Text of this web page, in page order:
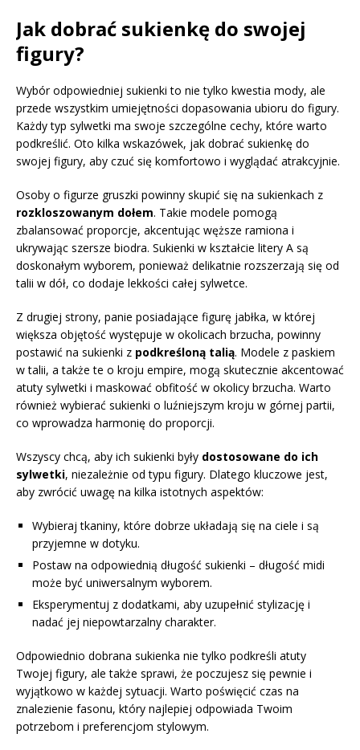
Jak dobrać sukienkę do swojej
figury?
Wybór odpowiedniej sukienki to nie tylko kwestia mody, ale
przede wszystkim umiejętności dopasowania ubioru do figury.
Każdy typ sylwetki ma swoje szczególne cechy, które warto
podkreślić. Oto kilka wskazówek, jak dobrać sukienkę do
swojej figury, aby czuć się komfortowo i wyglądać atrakcyjnie.
Osoby o figurze gruszki powinny skupić się na sukienkach z
rozkloszowanym dołem. Takie modele pomogą
zbalansować proporcje, akcentując węższe ramiona i
ukrywając szersze biodra. Sukienki w kształcie litery A są
doskonałym wyborem, ponieważ delikatnie rozszerzają się od
talii w dół, co dodaje lekkości całej sylwetce.
Z drugiej strony, panie posiadające figurę jabłka, w której
większa objętość występuje w okolicach brzucha, powinny
postawić na sukienki z podkreśloną talią. Modele z paskiem
w talii, a także te o kroju empire, mogą skutecznie akcentować
atuty sylwetki i maskować obfitość w okolicy brzucha. Warto
również wybierać sukienki o luźniejszym kroju w górnej partii,
co wprowadza harmonię do proporcji.
Wszyscy chcą, aby ich sukienki były dostosowane do ich
sylwetki, niezależnie od typu figury. Dlatego kluczowe jest,
aby zwrócić uwagę na kilka istotnych aspektów:
Wybieraj tkaniny, które dobrze układają się na ciele i są
przyjemne w dotyku.
Postaw na odpowiednią długość sukienki – długość midi
może być uniwersalnym wyborem.
Eksperymentuj z dodatkami, aby uzupełnić stylizację i
nadać jej niepowtarzalny charakter.
Odpowiednio dobrana sukienka nie tylko podkreśli atuty
Twojej figury, ale także sprawi, że poczujesz się pewnie i
wyjątkowo w każdej sytuacji. Warto poświęcić czas na
znalezienie fasonu, który najlepiej odpowiada Twoim
potrzebom i preferencjom stylowym.